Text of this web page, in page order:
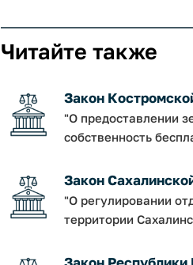
Читайте также
Закон
"О предоставлении
собственность
Закон
"О регулировании
территории